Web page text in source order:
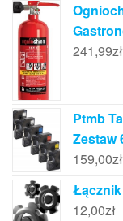
241,99zł
Ptmb
Zestaw
159,00zł
12,00zł